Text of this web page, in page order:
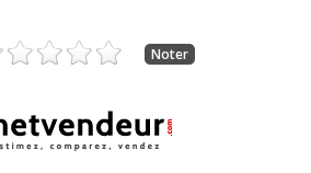
Noter